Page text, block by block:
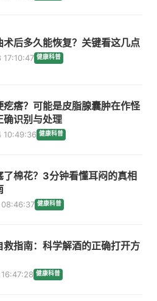
术后多久能恢复？关键看这几点
健康科普
疙瘩？可能是皮脂腺囊肿在作怪
识别与处理
10:49:36 健康科普
了棉花？3分钟看懂耳闷的真相
健康科普
救指南：科学解酒的正确打开方
健康科普